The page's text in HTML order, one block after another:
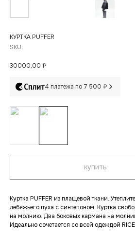
КУРТКА PUFFER
SKU:
30000,00 ₽
4 платежа по 7 500 ₽
купить
Куртка PUFFER из плащевой ткани.
лебяжьего пуха с синтепоном. Куртка
на молнию. Два боковых кармана на
Идеально сочетается со всей одеждой